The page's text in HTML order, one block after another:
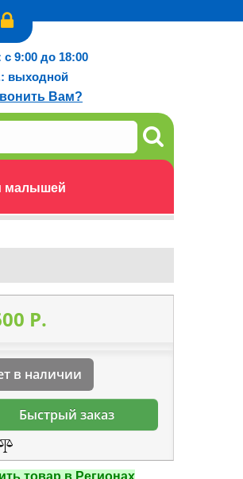
малышей
с 9:00 до 18:00
выходной
Вам?
P.
в наличии
Быстрый заказ
товар в Регионах